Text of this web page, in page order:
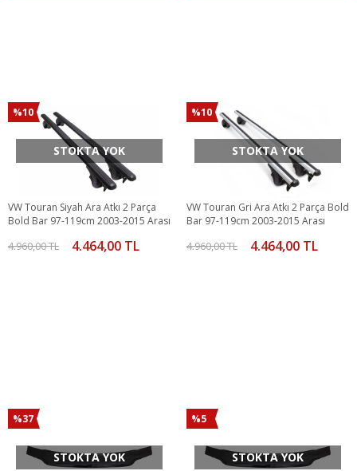
%10
STOKTA YOK
VW Touran Siyah Ara Atkı 2 Parça
Bold Bar 97-119cm 2003-2015 Arası
4.960,00 TL 4.464,00 TL
%10
STOKTA YOK
VW Touran Gri Ara Atkı 2 Parça Bold
Bar 97-119cm 2003-2015 Arası
4.960,00 TL 4.464,00 TL
%37
STOKTA YOK
%5
STOKTA YOK